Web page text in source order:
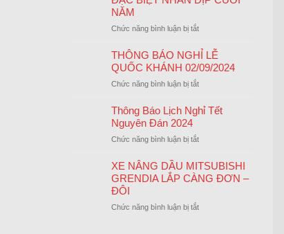
CHUYỀN
XUẤT
NÂNG
MITSUBISHI
NĂM
Chức năng bình luận bị tắtở
NỔ
KHUYẾN
ĐẶC
NHÂN
THÔNG BÁO NGHỈ LỄ
QUỐC KHÁNH 02/09/2024
Chức năng bình luận bị tắtở
BÁO
QUỐC
02/09/2024
Thông Báo Lịch Nghỉ Tết
Nguyên Đán 2024
Chức năng bình luận bị tắtở
Báo
Lịch
Nguyên
XE NÂNG DẦU MITSUBISHI
GRENDIA LẮP CÀNG ĐƠN –
ĐÔI
Chức năng bình luận bị tắtở